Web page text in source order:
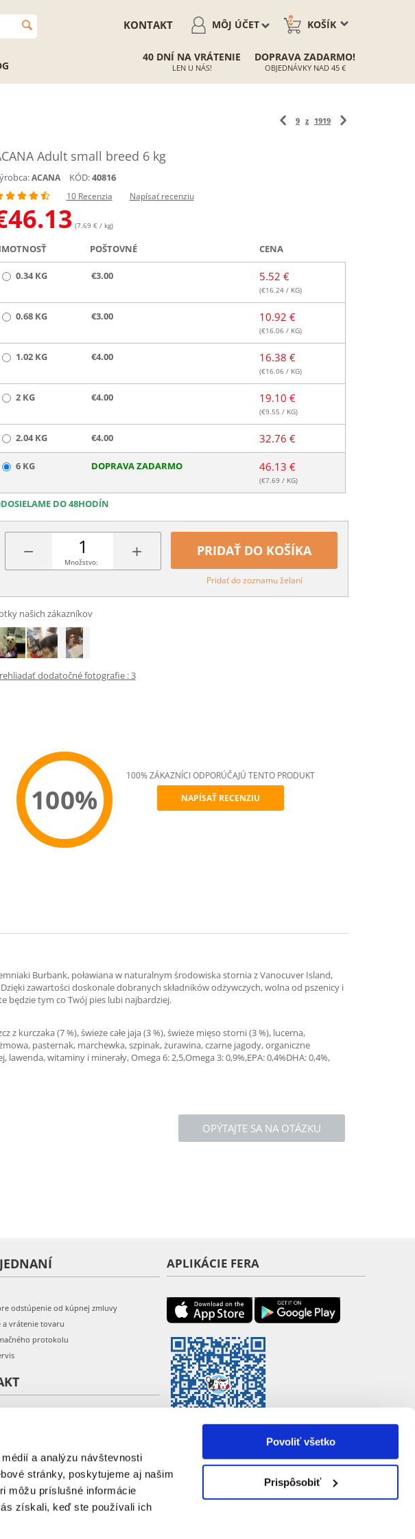
a analýzu návštevnosti
stránky, poskytujeme aj našim
môžu príslušné informácie
získali, keď ste používali ich
Povoliť všetko
Prispôsobiť
KOŠÍK
0
MÔJ ÚČET
KONTAKT
40 DNÍ NA VRÁTENIE
LEN U NÁS!
DOPRAVA ZADARMO!
OBJEDNÁVKY NAD 45 €
9 z 1919
Adult small breed 6 kg
ACANA KÓD:40816
10 Recenzia Napísať recenziu
46.13 (7.69 € / kg)
POŠTOVNÉ CENA
0.34 KG €3.00 5.52 €
(€16.24/ KG)
0.68 KG €3.00 10.92 €
(€16.06/ KG)
1.02 KG €4.00 16.38 €
(€16.06/ KG)
2 KG €4.00 19.10 €
(€9.55 / KG)
2.04 KG €4.00 32.76 €
6 KG DOPRAVA ZADARMO 46.13 €
(€7.69 / KG)
DO 48HODÍN
− +
Množstvo:
PRIDAŤ DO KOŠÍKA
Pridať do zoznamu želaní
našich zákazníkov
dodatočné fotografie : 3
100%
100% ZÁKAZNÍCI ODPORÚČAJÚ TENTO PRODUKT
NAPÍSAŤ RECENZIU
Burbank, poławiana w naturalnym środowiska stornia z Vanocuver Island,
zawartości doskonale dobranych składników odżywczych, wolna od pszenicy i
będzie tym co Twój pies lubi najbardziej.
kurczaka (7 %), świeże całe jaja (3 %), świeże mięso storni (3 %), lucerna,
pasternak, marchewka, szpinak, żurawina, czarne jagody, organiczne
witaminy i minerały, Omega 6: 2,5,Omega 3: 0,9%,EPA: 0,4%DHA: 0,4%,
OPÝTAJTE SA NA OTÁZKU
odstúpenie od kúpnej zmluvy
a vrátenie tovaru
protokolu
APLIKÁCIE FERA